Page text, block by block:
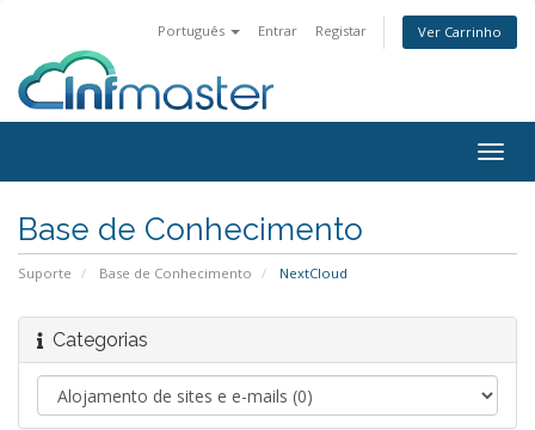
Português Entrar Registar Ver Carrinho
Base de Conhecimento
Suporte Base de Conhecimento NextCloud
Categorias